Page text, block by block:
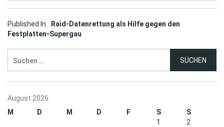
Post
Published In
Raid-Datenrettung als Hilfe gegen den
Festplatten-Supergau
nach:
August 2026
M
D M D F S
S
1
2